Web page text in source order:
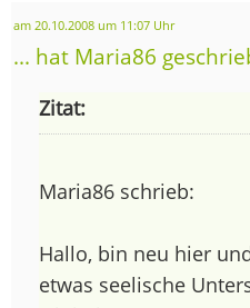
am 20.10.2008 um 11:07 Uhr
... hat Maria86
Zitat:
Maria86 schrieb:
Hallo, bin neu hier
etwas seelische